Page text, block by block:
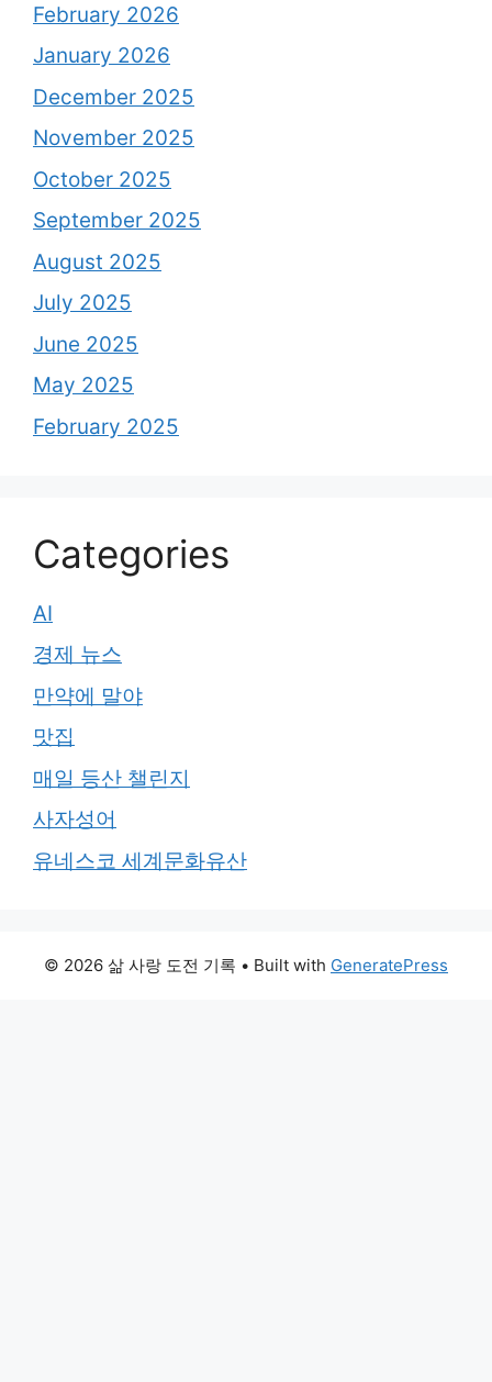
February 2026
January 2026
December 2025
November 2025
October 2025
September 2025
August 2025
July 2025
June 2025
May 2025
February 2025
Categories
AI
경제 뉴스
만약에 말야
맛집
매일 등산 챌린지
사자성어
유네스코 세계문화유산
© 2026 삶 사랑 도전 기록 • Built with GeneratePress